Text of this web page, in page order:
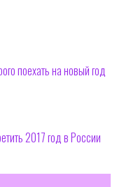
поехать на новый год
2017 год в России